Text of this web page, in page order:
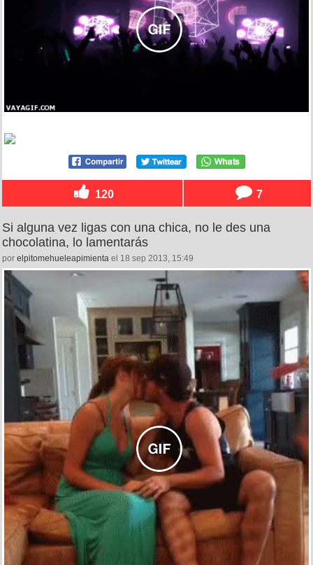
120 7
Si alguna vez ligas con una chica, no le des una
chocolatina, lo lamentarás
por elpitomehueleapimienta el 18 sep 2013, 15:49